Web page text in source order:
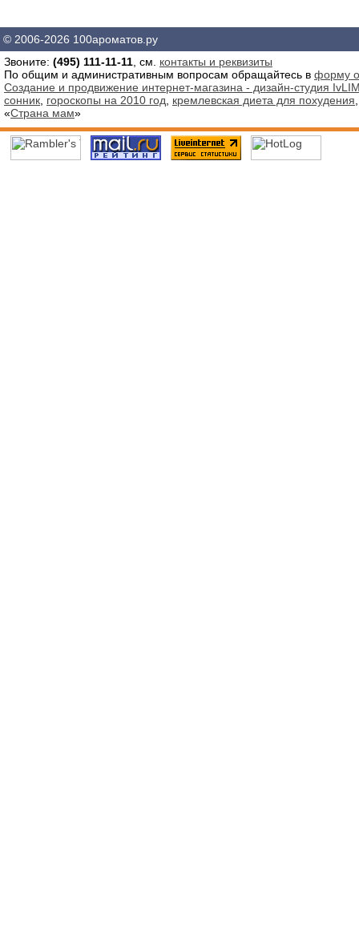
© 2006-2026 100ароматов.ру
Звоните: (495) 111-11-11 , см. контакты и реквизиты
По общим и административным вопросам обращайтесь в форму
Создание и продвижение интернет-магазина - дизайн-студия
сонник гороскопы на 2010 год кремлевская диета для похудения
«Страна мам»